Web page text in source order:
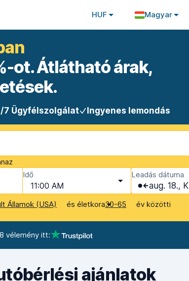
HUF Magyar
ot. Átlátható árak,
7 Ügyfélszolgálat Ingyenes lemondás
Idő
11:00 AM
Leadás dátuma
aug. 18., K
Államok (USA) és életkora30-65 év közötti
vélemény itt:
ajánlatok